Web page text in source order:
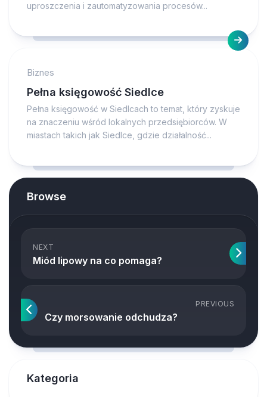
uproszczenia i zautomatyzowania procesów...
Biznes
Pełna księgowość Siedlce
Pełna księgowość w Siedlcach to temat, który zyskuje
na znaczeniu wśród lokalnych przedsiębiorców. W
miastach takich jak Siedlce, gdzie działalność...
Browse
NEXT
Miód lipowy na co pomaga?
PREVIOUS
Czy morsowanie odchudza?
Kategoria